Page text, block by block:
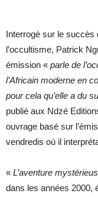
Interrogé sur le
l’occultisme, Patrick
émission « parle de
l’Africain moderne en
pour cela qu’elle a du
publié aux Ndzé
ouvrage basé sur
vendredis où il
« L’aventure
dans les années 2000,